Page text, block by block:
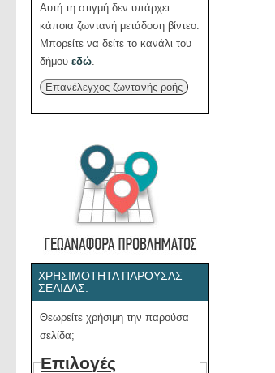
Αυτή τη στιγμή δεν υπάρχει
κάποια ζωντανή μετάδοση βίντεο.
Μπορείτε να δείτε το κανάλι του
δήμουεδώ
Επανέλεγχος ζωντανής ροής
ΧΡΗΣΙΜΌΤΗΤΑ ΠΑΡΟΎΣΑΣ
ΣΕΛΊΔΑΣ.
Θεωρείτε χρήσιμη την παρούσα
σελίδα;
Επιλογές